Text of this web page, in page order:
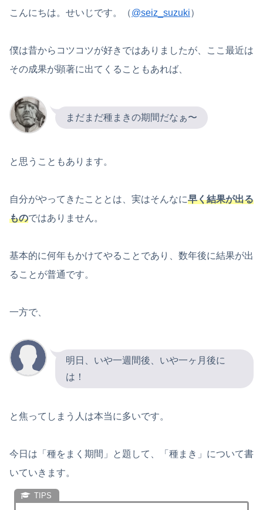
こんにちは。せいじです。（@seiz_suzuki）
僕は昔からコツコツが好きではありましたが、ここ最近は
その成果が顕著に出てくることもあれば、
まだまだ種まきの期間だなぁ〜
と思うこともあります。
自分がやってきたこととは、実はそんなに早く結果が出る
ものではありません。
基本的に何年もかけてやることであり、数年後に結果が出
ることが普通です。
一方で、
明日、いや一週間後、いや一ヶ月後に
は！
と焦ってしまう人は本当に多いです。
今日は「種をまく期間」と題して、「種まき」について書
いていきます。